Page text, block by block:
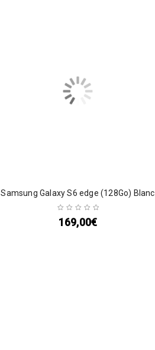
Samsung Galaxy S6 edge (128Go) Blanc
169,00€